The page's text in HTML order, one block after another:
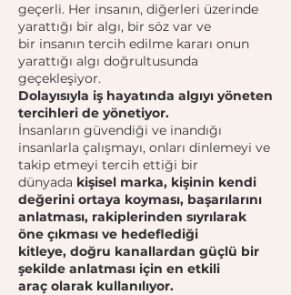
geçerli. Her insanın, diğerleri üzerinde
yarattığı bir algı, bir söz var ve
bir insanın tercih edilme kararı onun
yarattığı algı doğrultusunda
geçekleşiyor.
Dolayısıyla iş hayatında algıyı yöneten
tercihleri de yönetiyor.
İnsanların güvendiği ve inandığı
insanlarla çalışmayı, onları dinlemeyi ve
takip etmeyi tercih ettiği bir
dünyada kişisel marka, kişinin kendi
değerini ortaya koyması, başarılarını
anlatması, rakiplerinden sıyrılarak
öne çıkması ve hedeflediği
kitleye, doğru kanallardan güçlü bir
şekilde anlatması için en etkili
araç olarak kullanılıyor.